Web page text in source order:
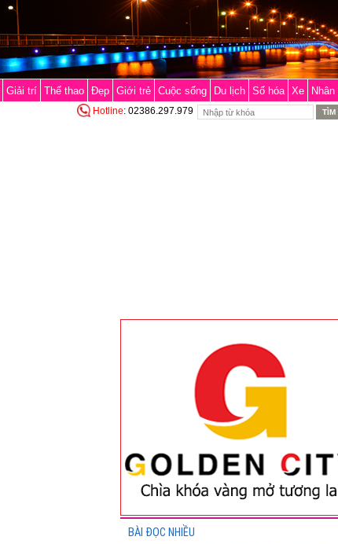
Giải trí Thể thao Đẹp Giới trẻ Cuộc sống Du lịch Số hóa Xe Nhân
Hotline: 02386.297.979
BÀI ĐỌC NHIỀU